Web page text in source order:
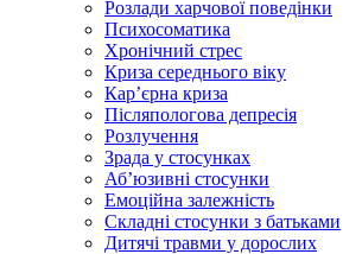
Розлади харчової поведінки
Психосоматика
Хронічний стрес
Криза середнього віку
Карʼєрна криза
Післяпологова депресія
Розлучення
Зрада у стосунках
Абʼюзивні стосунки
Емоційна залежність
Складні стосунки з батьками
Дитячі травми у дорослих